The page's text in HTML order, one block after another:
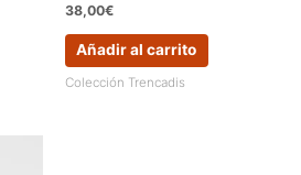
38,00€
Añadir al carrito
Colección Trencadis